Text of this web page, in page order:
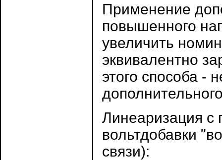
Применение
повышенного
увеличить
эквивалентно
этого способа -
Линеаризация с
вольтдобавки
связи):